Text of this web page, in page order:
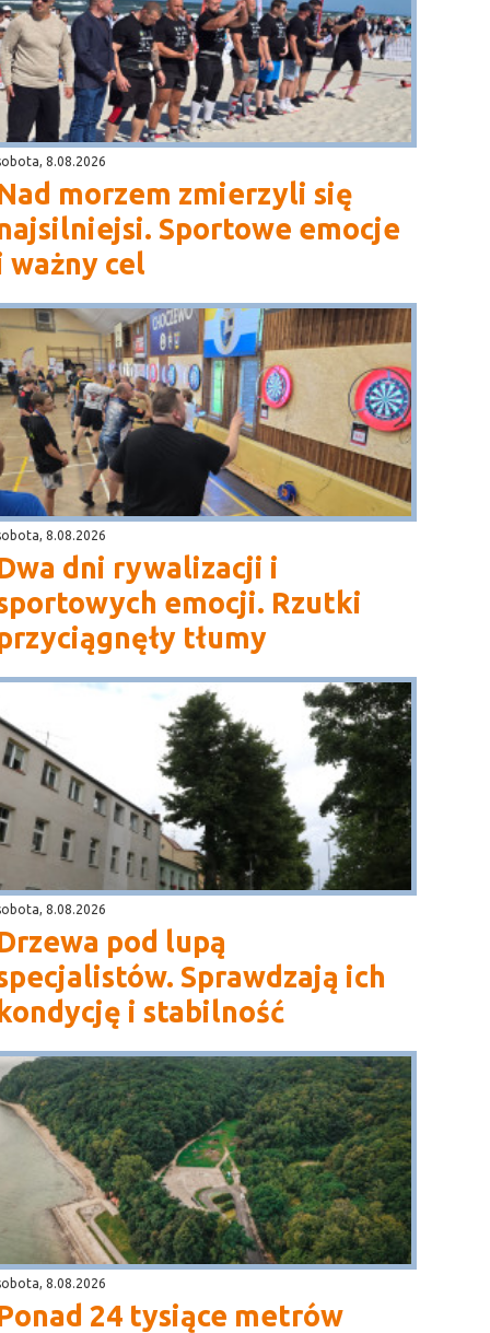
8.08.2026
morzem zmierzyli się
Sportowe emocje
ważny cel
8.08.2026
dni rywalizacji i
emocji. Rzutki
tłumy
8.08.2026
pod lupą
Sprawdzają ich
kondycję i stabilność
8.08.2026
24 tysiące metrów